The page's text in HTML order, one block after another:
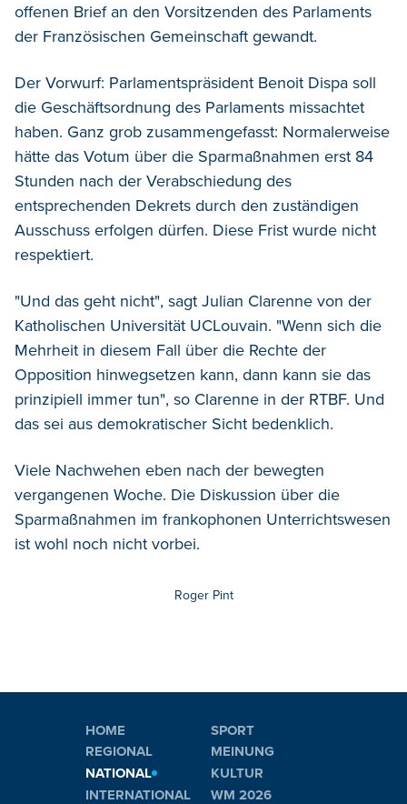
offenen Brief an den Vorsitzenden des Parlaments
der Französischen Gemeinschaft gewandt.
Der Vorwurf: Parlamentspräsident Benoit Dispa soll
die Geschäftsordnung des Parlaments missachtet
haben. Ganz grob zusammengefasst: Normalerweise
hätte das Votum über die Sparmaßnahmen erst 84
Stunden nach der Verabschiedung des
entsprechenden Dekrets durch den zuständigen
Ausschuss erfolgen dürfen. Diese Frist wurde nicht
respektiert.
"Und das geht nicht", sagt Julian Clarenne von der
Katholischen Universität UCLouvain. "Wenn sich die
Mehrheit in diesem Fall über die Rechte der
Opposition hinwegsetzen kann, dann kann sie das
prinzipiell immer tun", so Clarenne in der RTBF. Und
das sei aus demokratischer Sicht bedenklich.
Viele Nachwehen eben nach der bewegten
vergangenen Woche. Die Diskussion über die
Sparmaßnahmen im frankophonen Unterrichtswesen
ist wohl noch nicht vorbei.
Roger Pint
HOME
REGIONAL
NATIONAL
INTERNATIONAL
SPORT
MEINUNG
KULTUR
WM 2026